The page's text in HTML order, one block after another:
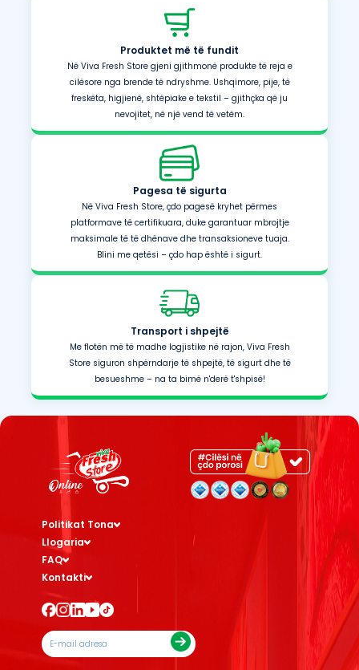
Produktet më të fundit
Në Viva Fresh Store gjeni gjithmonë produkte të reja e
cilësore nga brende të ndryshme. Ushqimore, pije, të
freskëta, higjienë, shtëpiake e tekstil – gjithçka që ju
nevojitet, në një vend të vetëm.
Pagesa të sigurta
Në Viva Fresh Store, çdo pagesë kryhet përmes
platformave të certifikuara, duke garantuar mbrojtje
maksimale të të dhënave dhe transaksioneve tuaja.
Blini me qetësi – çdo hap është i sigurt.
Transport i shpejtë
Me flotën më të madhe logjistike në rajon, Viva Fresh
Store siguron shpërndarje të shpejtë, të sigurt dhe të
besueshme – na ta bimë n'derë t'shpisë!
Politikat Tona
Llogaria
FAQ
Kontakti